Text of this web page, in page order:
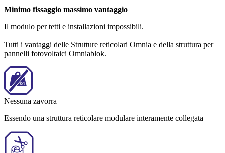
Minimo fissaggio massimo vantaggio
Il modulo per tetti e installazioni impossibili.
Tutti i vantaggi delle Strutture reticolari Omnia e della struttura per
pannelli fotovoltaici Omniablok.
Nessuna zavorra
Essendo una struttura reticolare modulare interamente collegata